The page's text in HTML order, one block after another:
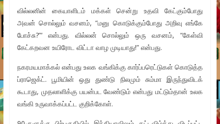
வில்லனின் கையாளிடம் மக்கள் சென்று உதவி கேட்கும்போது
அவன் சொல்லும் வசனம், “மனு கொடுக்கும்போது அறிவு எங்கே
போச்சு?”‘ என்பது. வில்லன் சொல்லும் ஒரு வசனம், “கேள்வி
கேட்கறவன உயிரோட விட்டா வாழ முடியாது!” என்பது.
நகரமயமாக்கல் என்பது உலக வங்கிக்கு கார்ப்பரெட்டுகள் கொடுத்த
ப்ராஜெக்ட். பூமியின் ஒது துண்டு நிலமும் சும்மா இருந்துவிடக்
கூடாது, முதலாளிக்கு பயன்பட வேண்டும் என்பது மட்டும்தான் உலக
வங்கி உருவாக்கப்பட்ட குறிக்கோள்.